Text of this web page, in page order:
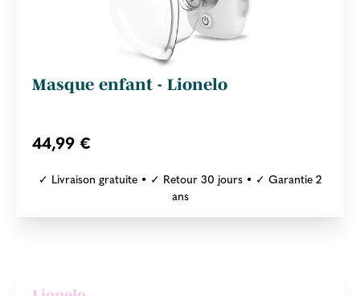
Masque enfant - Lionelo
44,99 €
✓ Livraison gratuite • ✓ Retour 30 jours • ✓ Garantie 2
ans